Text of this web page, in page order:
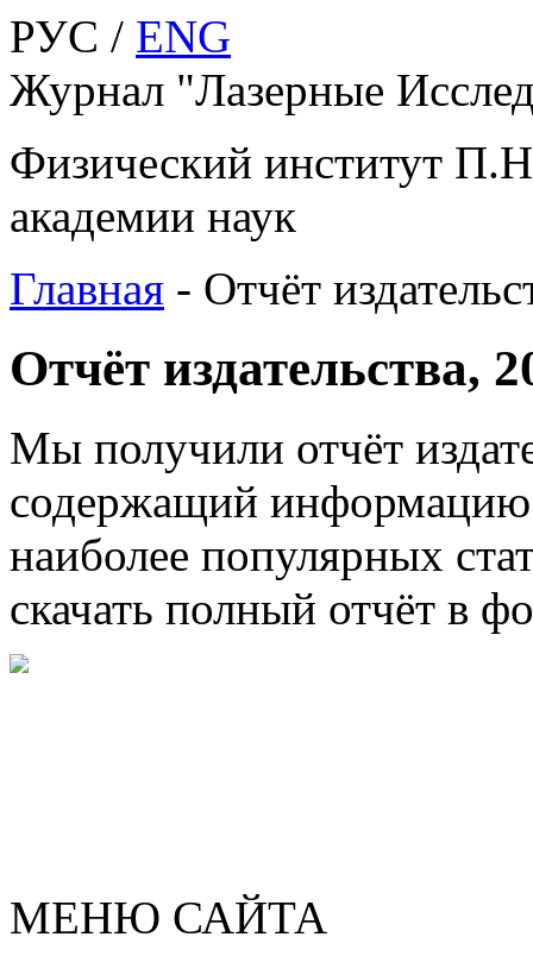
РУС / ENG
Журнал "Лазерные
Физический институт
академии наук
Главная - Отчёт
Отчёт издательства,
Мы получили отчёт
содержащий информацию
наиболее популярных
скачать полный отчёт в
МЕНЮ САЙТА